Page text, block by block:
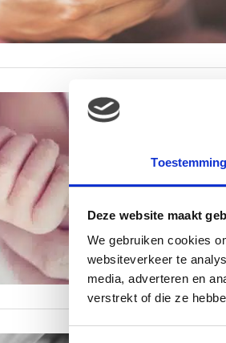
Toestemming
Deze website maakt
We gebruiken cookies
websiteverkeer te
media, adverteren en
verstrekt of die ze
Toestemmingsselectie